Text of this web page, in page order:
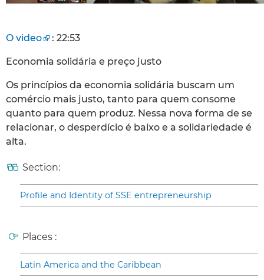
O video : 22:53
Economia solidária e preço justo
Os princípios da economia solidária buscam um
comércio mais justo, tanto para quem consome
quanto para quem produz. Nessa nova forma de se
relacionar, o desperdício é baixo e a solidariedade é
alta.
Section:
Profile and Identity of SSE entrepreneurship
Places :
Latin America and the Caribbean